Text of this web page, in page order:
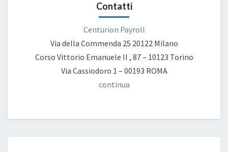
Contatti
Centurion Payroll
Via della Commenda 25 20122 Milano
Corso Vittorio Emanuele II , 87 – 10123 Torino
Via Cassiodoro 1 – 00193 ROMA
continua